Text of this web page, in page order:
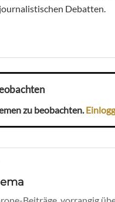
Debatten.
zu beobachten.